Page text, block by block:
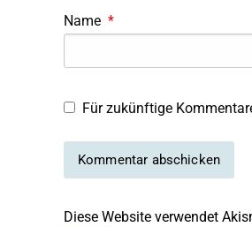
Name *
Für zukünftige
Diese Website verwendet